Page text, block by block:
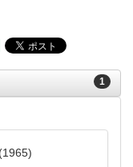
1
1965